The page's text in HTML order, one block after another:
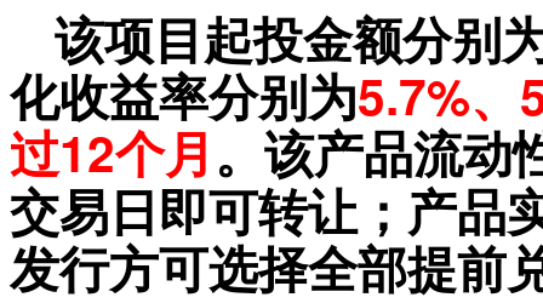
该项目起投金额分别
化收益率分别为5.7%、
过12个月。该产品流动
交易日即可转让；产品
发行方可选择全部提前